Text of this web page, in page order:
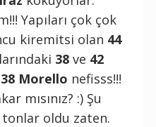
Yapıları çok çok
kiremitsi olan 44
38ve 42
38 Morello nefisss!!!
mısınız? :) Şu
oldu zaten.